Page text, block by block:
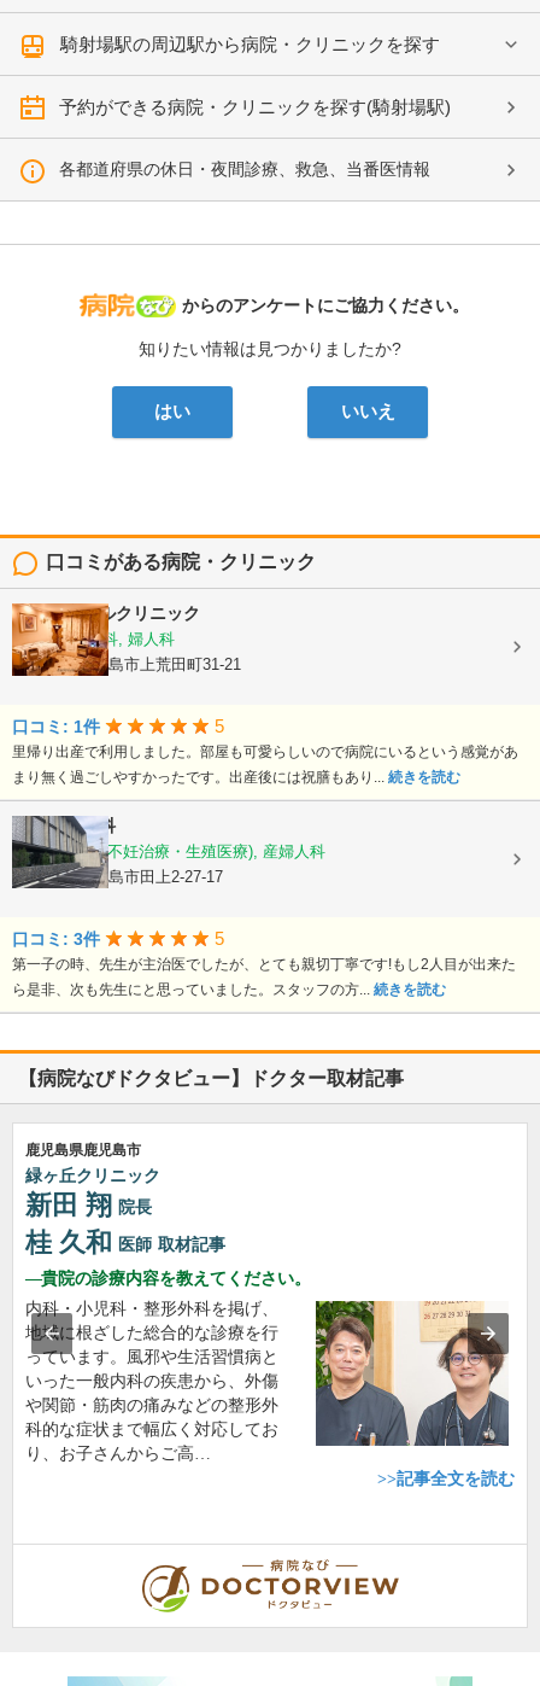
騎射場駅の周辺駅から病院・クリニックを探す
予約ができる病院・クリニックを探す(騎射場駅)
各都道府県の休日・夜間診療、救急、当番医情報
病院なび
からのアンケートにご協力ください。
知りたい情報は見つかりましたか?
はい いいえ
口コミがある病院・クリニック
平野エンゼルクリニック
産婦人科, 産科, 婦人科
鹿児島県鹿児島市上荒田町31-21
口コミ: 1件 5
里帰り出産で利用しました。部屋も可愛らしいので病院にいるという感覚があ
まり無く過ごしやすかったです。出産後には祝膳もあり... 続きを読む
徳永産婦人科
産科, 婦人科(不妊治療・生殖医療), 産婦人科
鹿児島県鹿児島市田上2-27-17
口コミ: 3件 5
第一子の時、先生が主治医でしたが、とても親切丁寧です!もし2人目が出来た
ら是非、次も先生にと思っていました。スタッフの方... 続きを読む
【病院なびドクタビュー】ドクター取材記事
鹿児島県鹿児島市
緑ヶ丘クリニック
新田 翔 院長
桂 久和 医師 取材記事
貴院の診療内容を教えてください。
内科・小児科・整形外科を掲げ、
地域に根ざした総合的な診療を行
っています。風邪や生活習慣病と
いった一般内科の疾患から、外傷
や関節・筋肉の痛みなどの整形外
科的な症状まで幅広く対応してお
り、お子さんからご高…
>>記事全文を読む